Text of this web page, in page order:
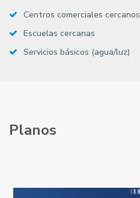
Centros comerciales cercanos
Escuelas cercanas
Servicios básicos (agua/luz)
Planos